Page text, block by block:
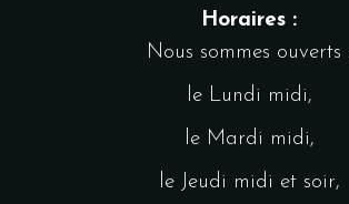
Horaires :
Nous sommes ouverts :
le Lundi midi,
le Mardi midi,
le Jeudi midi et soir,